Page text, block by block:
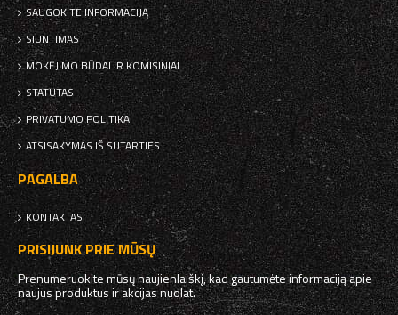
SAUGOKITE INFORMACIJĄ
SIUNTIMAS
MOKĖJIMO BŪDAI IR KOMISINIAI
STATUTAS
PRIVATUMO POLITIKA
ATSISAKYMAS IŠ SUTARTIES
PAGALBA
KONTAKTAS
PRISIJUNK PRIE MŪSŲ
Prenumeruokite mūsų naujienlaiškį, kad gautumėte informaciją apie
naujus produktus ir akcijas nuolat.